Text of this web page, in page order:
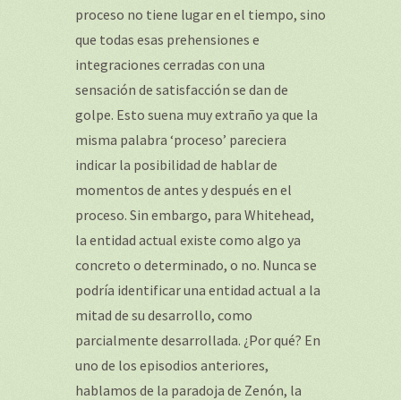
proceso no tiene lugar en el tiempo, sino
que todas esas prehensiones e
integraciones cerradas con una
sensación de satisfacción se dan de
golpe. Esto suena muy extraño ya que la
misma palabra ‘proceso’ pareciera
indicar la posibilidad de hablar de
momentos de antes y después en el
proceso. Sin embargo, para Whitehead,
la entidad actual existe como algo ya
concreto o determinado, o no. Nunca se
podría identificar una entidad actual a la
mitad de su desarrollo, como
parcialmente desarrollada. ¿Por qué? En
uno de los episodios anteriores,
hablamos de la paradoja de Zenón, la